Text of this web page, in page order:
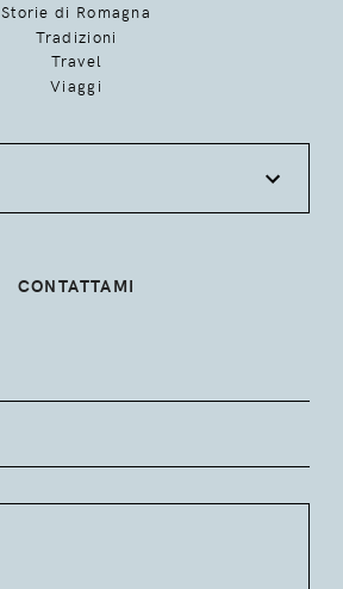
Storie di Romagna
Tradizioni
Travel
Viaggi
CONTATTAMI